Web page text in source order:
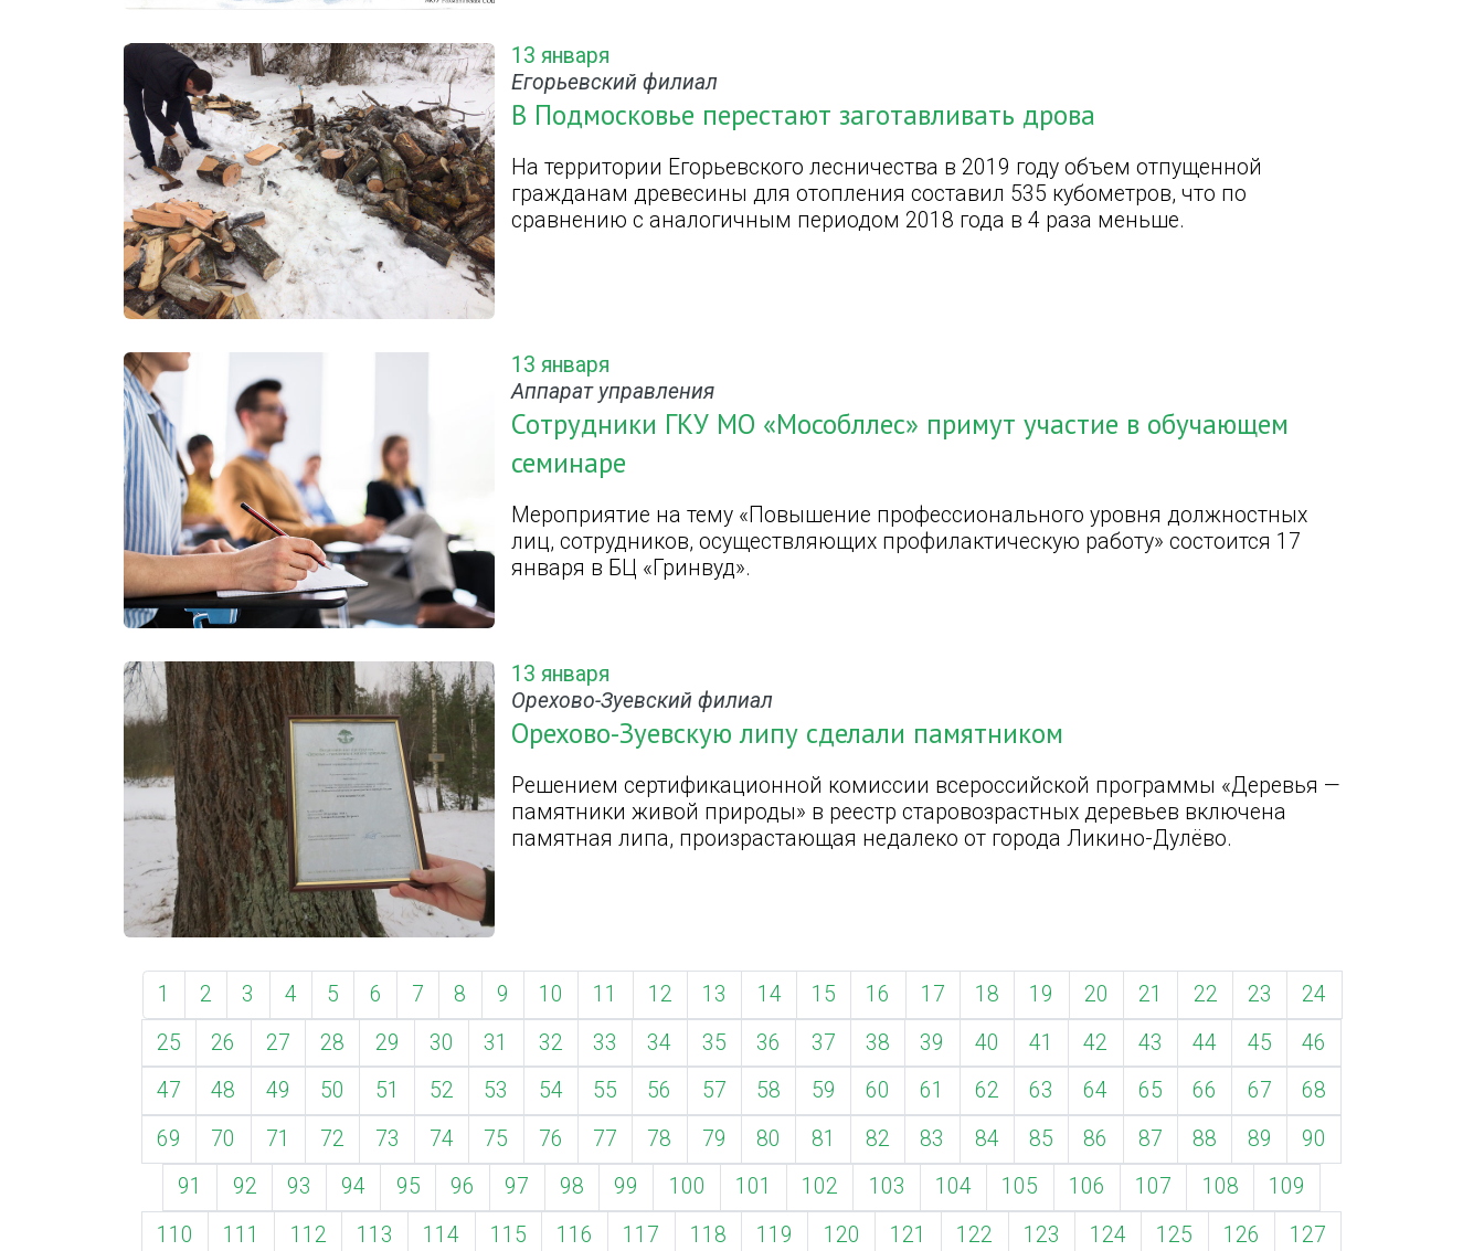
13 января
Егорьевский филиал
В Подмосковье перестают заготавливать дрова
На территории Егорьевского лесничества в 2019 году объем отпущенной
гражданам древесины для отопления составил 535 кубометров, что по
сравнению с аналогичным периодом 2018 года в 4 раза меньше.
13 января
Аппарат управления
Сотрудники ГКУ МО «Мособллес» примут участие в обучающем
семинаре
Мероприятие на тему «Повышение профессионального уровня должностных
лиц, сотрудников, осуществляющих профилактическую работу» состоится 17
января в БЦ «Гринвуд».
13 января
Орехово-Зуевский филиал
Орехово-Зуевскую липу сделали памятником
Решением сертификационной комиссии всероссийской программы «Деревья —
памятники живой природы» в реестр старовозрастных деревьев включена
памятная липа, произрастающая недалеко от города Ликино-Дулёво.
1 2 3 4 5 6 7 8 9 10 11 12 13 14 15 16 17 18 19 20 21 22 23
24
25
26 27 28 29 30 31 32 33 34 35 36 37 38 39 40 41 42 43 44 45
46
47
48 49 50 51 52 53 54 55 56 57 58 59 60 61 62 63 64 65 66 67
68
69
70 71 72 73 74 75 76 77 78 79 80 81 82 83 84 85 86 87 88 89
90
91
92 93 94 95 96 97 98 99 100 101 102 103 104 105 106 107 108
109
110
111 112 113 114 115 116 117 118 119 120 121 122 123 124 125 126 127